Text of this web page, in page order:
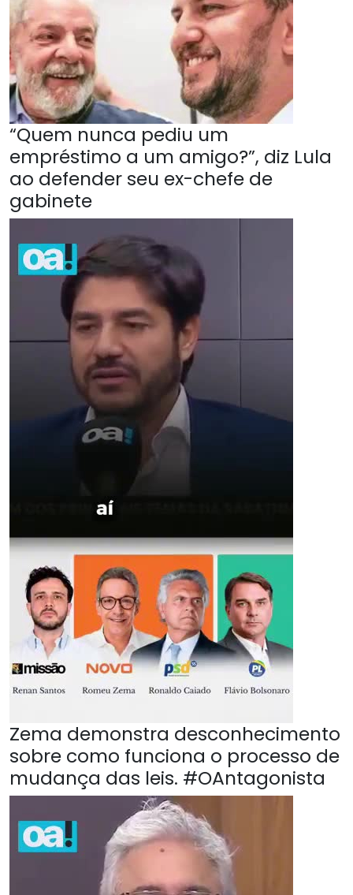
“Quem nunca pediu um
empréstimo a um amigo?”, diz Lula
ao defender seu ex-chefe de
gabinete
Zema demonstra desconhecimento
sobre como funciona o processo de
mudança das leis. #OAntagonista